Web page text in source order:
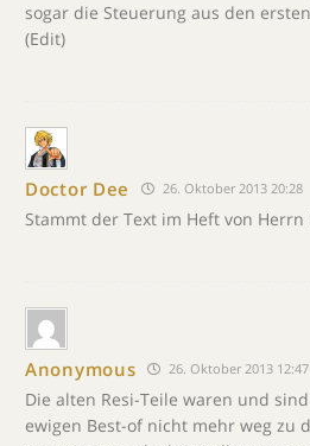
sogar die Steuerung aus den
(Edit)
Doctor Dee 26. Oktober 2013 20:28
Stammt der Text im Heft von Herrn
Anonymous 26. Oktober 2013 12:47
Die alten Resi-Teile waren und
ewigen Best-of nicht mehr weg zu